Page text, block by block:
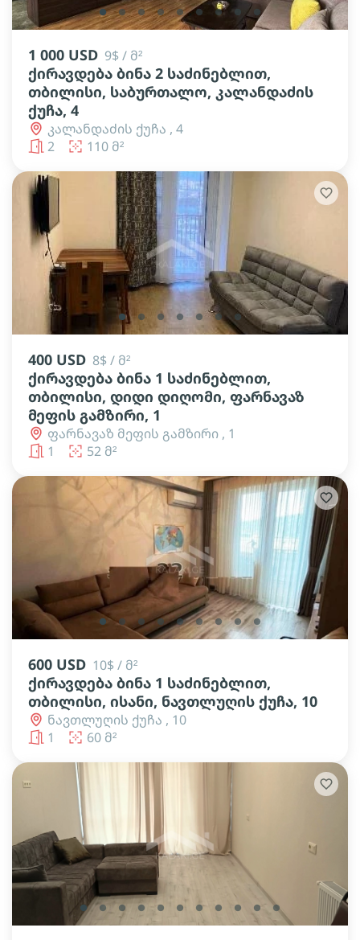
lens lens lens lens lens lens lens lens
1 000 USD 9$ / მ²
ქირავდება ბინა 2 საძინებლით,
თბილისი, საბურთალო, კალანდაძის
ქუჩა, 4
კალანდაძის ქუჩა , 4
2
110 მ²
lens lens lens lens lens lens lens
400 USD 8$ / მ²
ქირავდება ბინა 1 საძინებლით,
თბილისი, დიდი დიღომი, ფარნავაზ
მეფის გამზირი, 1
ფარნავაზ მეფის გამზირი , 1
1
52 მ²
lens lens lens lens lens lens lens lens lens
600 USD 10$ / მ²
ქირავდება ბინა 1 საძინებლით,
თბილისი, ისანი, ნავთლუღის ქუჩა, 10
ნავთლუღის ქუჩა , 10
1
60 მ²
lens lens lens lens lens lens lens lens lens lens lens